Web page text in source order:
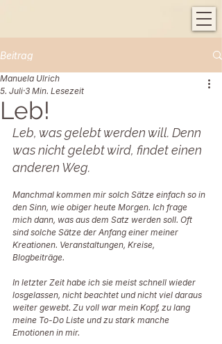
Beitrag
Leb!
Manuela Ulrich
5. Juli 3 Min. Lesezeit
Leb, was gelebt werden will. Denn
was nicht gelebt wird, findet einen
anderen Weg.
Manchmal kommen mir solch Sätze einfach so in
den Sinn, wie obiger heute Morgen. Ich frage
mich dann, was aus dem Satz werden soll. Oft
sind solche Sätze der Anfang einer meiner
Kreationen. Veranstaltungen, Kreise,
Blogbeiträge.
In letzter Zeit habe ich sie meist schnell wieder
losgelassen, nicht beachtet und nicht viel daraus
weiter gewebt. Zu voll war mein Kopf, zu lang
meine To-Do Liste und zu stark manche
Emotionen in mir.